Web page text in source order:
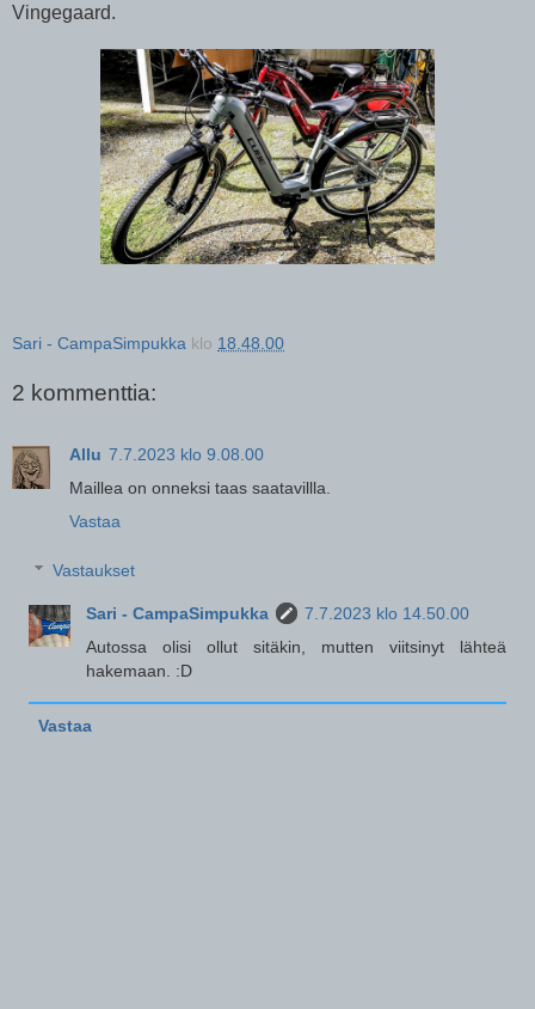
Vingegaard.
Sari - CampaSimpukka klo 18.48.00
2 kommenttia:
Allu 7.7.2023 klo 9.08.00
Maillea on onneksi taas saatavillla.
Vastaa
Vastaukset
Sari - CampaSimpukka
7.7.2023 klo 14.50.00
Autossa olisi ollut sitäkin, mutten viitsinyt lähteä
hakemaan. :D
Vastaa